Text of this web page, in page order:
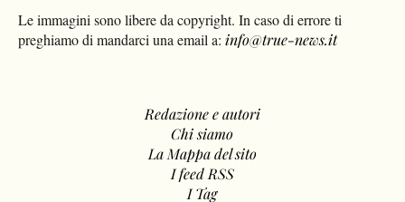
Le immagini sono libere da copyright. In caso di errore ti
preghiamo di mandarci una email a: info@true-news.it
Redazione e autori
Chi siamo
La Mappa del sito
I feed RSS
I Tag